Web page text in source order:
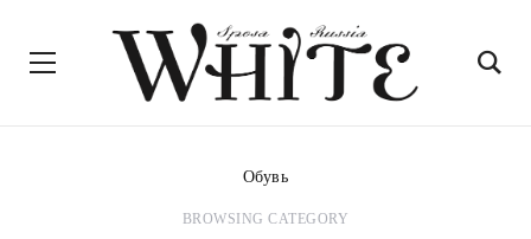
Обувь
BROWSING CATEGORY